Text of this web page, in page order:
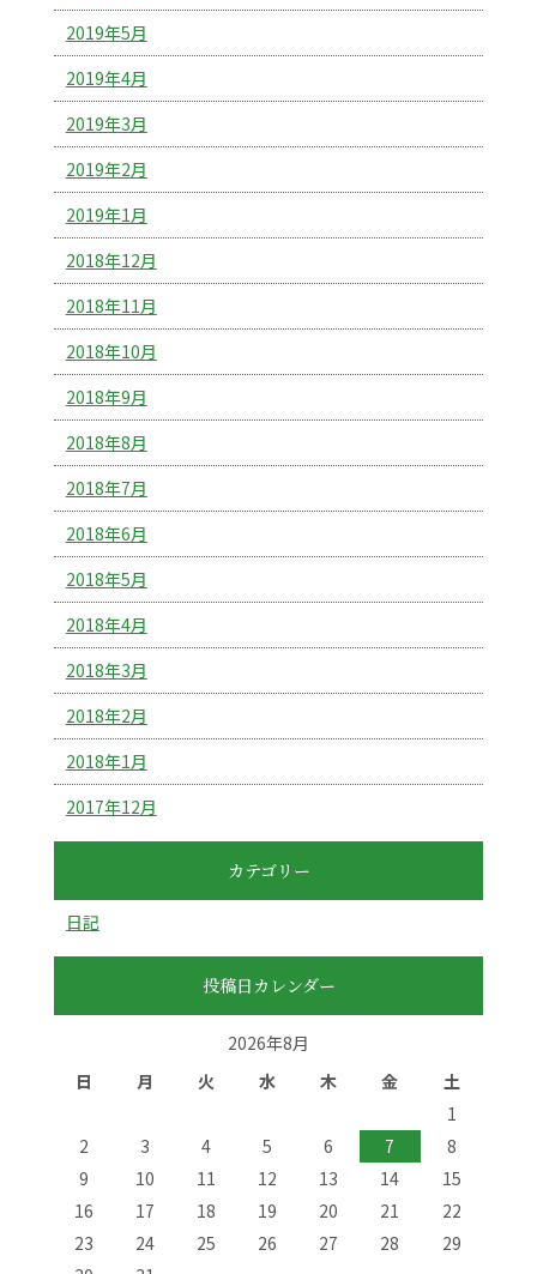
2019年5月
2019年4月
2019年3月
2019年2月
2019年1月
2018年12月
2018年11月
2018年10月
2018年9月
2018年8月
2018年7月
2018年6月
2018年5月
2018年4月
2018年3月
2018年2月
2018年1月
2017年12月
カテゴリー
日記
投稿日カレンダー
2026年8月
日
月 火 水 木 金
土
1
2
3 4 5 6 7
8
9
10 11 12 13 14
15
16
17 18 19 20 21
22
23
24 25 26 27 28
29